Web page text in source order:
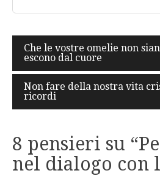
Navigazione
articoli
Che le vostre omelie non
escono dal cuore
Non fare della nostra vita
ricordi
8 pensieri su “
nel dialogo con